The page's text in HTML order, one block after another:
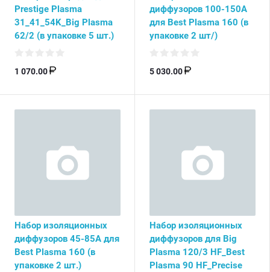
Prestige Plasma
31_41_54K_Big Plasma
62/2 (в упаковке 5 шт.)
1 070.00
диффузоров 100-150А
для Best Plasma 160 (в
упаковке 2 шт/)
5 030.00
Набор изоляционных
диффузоров 45-85А для
Best Plasma 160 (в
упаковке 2 шт.)
Набор изоляционных
диффузоров для Big
Plasma 120/3 HF_Best
Plasma 90 HF_Precise